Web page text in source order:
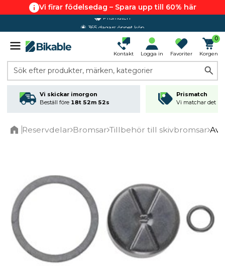
Vi firar födelsedag – Spara upp till 60% här
Kontakt Logga in Favoriter
0
Korgen
Sök efter produkter, märken, kategorier
Vi skickar imorgon
Beställ före 18t 52m 52s
Prismatch
Vi matchar det
Reservdelar Bromsar Tillbehör till skivbromsar